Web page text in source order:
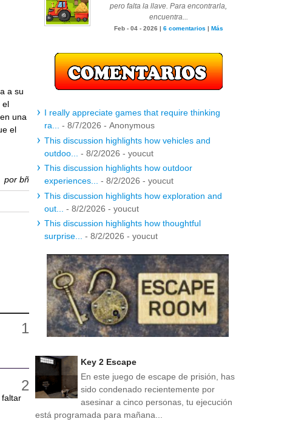
a su
el
una
el
por bñ
pero falta la llave. Para encontrarla,
encuentra...
Feb - 04 - 2026 | 6 comentarios | Más
I really appreciate games that require thinking
ra...
- 8/7/2026 - Anonymous
This discussion highlights how vehicles and
outdoo...
- 8/2/2026 - youcut
This discussion highlights how outdoor
experiences...
- 8/2/2026 - youcut
This discussion highlights how exploration and
out...
- 8/2/2026 - youcut
This discussion highlights how thoughtful
surprise...
- 8/2/2026 - youcut
Key 2 Escape
En este juego de escape de prisión, has
sido condenado recientemente por
asesinar a cinco personas, tu ejecución
está programada para mañana...